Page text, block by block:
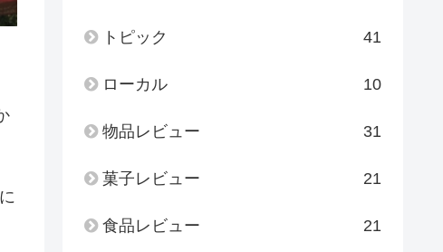
トピック 41
ローカル 10
物品レビュー 31
菓子レビュー 21
食品レビュー 21